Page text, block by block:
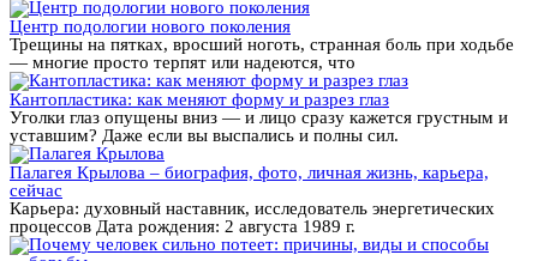
Центр подологии нового поколения
Трещины на пятках, вросший ноготь, странная боль при ходьбе
— многие просто терпят или надеются, что
Кантопластика: как меняют форму и разрез глаз
Уголки глаз опущены вниз — и лицо сразу кажется грустным и
уставшим? Даже если вы выспались и полны сил.
Палагея Крылова – биография, фото, личная жизнь, карьера,
сейчас
Карьера: духовный наставник, исследователь энергетических
процессов Дата рождения: 2 августа 1989 г.